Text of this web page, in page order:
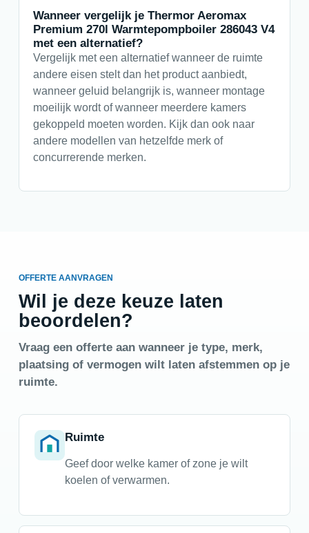
Wanneer vergelijk je Thermor Aeromax
Premium 270l Warmtepompboiler 286043 V4
met een alternatief?
Vergelijk met een alternatief wanneer de ruimte
andere eisen stelt dan het product aanbiedt,
wanneer geluid belangrijk is, wanneer montage
moeilijk wordt of wanneer meerdere kamers
gekoppeld moeten worden. Kijk dan ook naar
andere modellen van hetzelfde merk of
concurrerende merken.
OFFERTE AANVRAGEN
Wil je deze keuze laten
beoordelen?
Vraag een offerte aan wanneer je type, merk,
plaatsing of vermogen wilt laten afstemmen op je
ruimte.
Ruimte
Geef door welke kamer of zone je wilt
koelen of verwarmen.